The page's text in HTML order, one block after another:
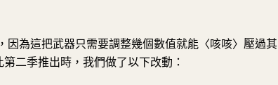
為這把武器只需要調整幾個數值就能〈咳咳〉壓過其
二季推出時，我們做了以下改動：